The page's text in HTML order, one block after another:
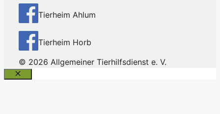
in
the
CAPTCHA
that
you
Tierheim Ahlum
Tierheim Horb
© 2026 Allgemeiner Tierhilfsdienst e. V.
Schließen